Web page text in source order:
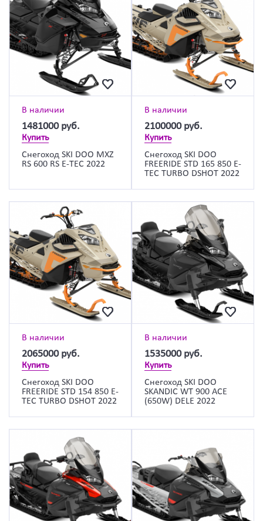
В наличии
1481000 руб.
Купить
Снегоход SKI DOO MXZ
RS 600 RS E-TEC 2022
В наличии
2100000 руб.
Купить
Снегоход SKI DOO
FREERIDE STD 165 850 E-
TEC TURBO DSHOT 2022
В наличии
2065000 руб.
Купить
Снегоход SKI DOO
FREERIDE STD 154 850 E-
TEC TURBO DSHOT 2022
В наличии
1535000 руб.
Купить
Снегоход SKI DOO
SKANDIC WT 900 ACE
(650W) DELE 2022